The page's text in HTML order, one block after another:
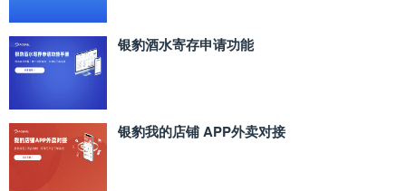
银豹酒水寄存申请功能
银豹我的店铺 APP外卖对接